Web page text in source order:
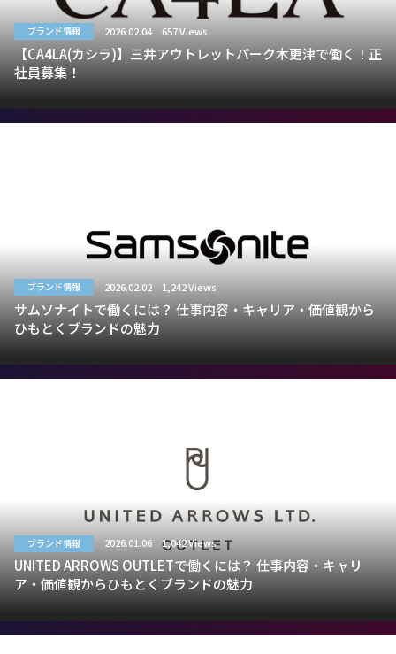
ブランド情報 2026.02.04 657 Views
【CA4LA(カシラ)】三井アウトレットパーク木更津で働く！正
社員募集！
ブランド情報 2026.02.02 1,242 Views
サムソナイトで働くには？ 仕事内容・キャリア・価値観から
ひもとくブランドの魅力
ブランド情報 2026.01.06 1,042 Views
UNITED ARROWS OUTLETで働くには？ 仕事内容・キャリ
ア・価値観からひもとくブランドの魅力